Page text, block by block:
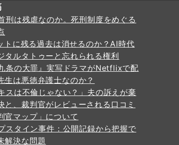
刑は残虐なのか。死刑制度をめぐる
トに残る過去は消せるのか？AI時代
タルタトゥーと忘れられる権利
条の大罪』実写ドラマがNetflixで配
生は悪徳弁護士なのか？
スは不倫じゃない？」夫の訴えが棄
と、裁判官がレビューされる口コミ
官マップ」について
スタイン事件：公開記録から把握で
解決な問題